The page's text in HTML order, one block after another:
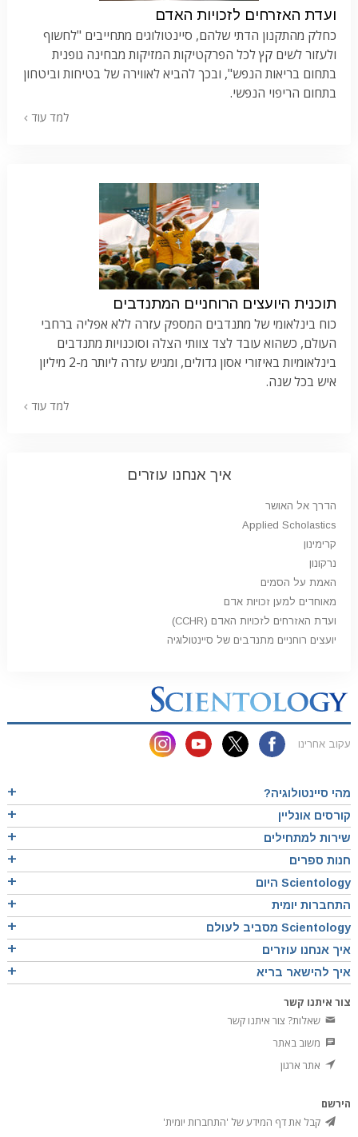
ועדת האזרחים לזכויות האדם
כחלק מהתקנון הדתי שלהם, סיינטולוגים מתחייבים "לחשוף
ולעזור לשים קץ לכל הפרקטיקות המזיקות מבחינה גופנית
בתחום בריאות הנפש", ובכך להביא לאווירה של בטיחות וביטחון
בתחום הריפוי הנפשי.
למד עוד
תוכנית היועצים הרוחניים המתנדבים
כוח בינלאומי של מתנדבים המספק עזרה ללא אפליה ברחבי
העולם, כשהוא עובד לצד צוותי הצלה וסוכנויות מתנדבים
בינלאומיות באיזורי אסון גדולים, ומגיש עזרה ליותר מ-2 מיליון
איש בכל שנה.
למד עוד
איך אנחנו עוזרים
הדרך אל האושר
Applied Scholastics
קרימינון
נרקונון
האמת על הסמים
מאוחדים למען זכויות אדם
ועדת האזרחים לזכויות האדם (CCHR)
יועצים רוחניים מתנדבים של סיינטולוגיה
עקוב אחרינו
מהי סיינטולוגיה?
קורסים אונליין
שירות למתחילים
חנות ספרים
Scientology היום
התחברות יומית
Scientology מסביב לעולם
איך אנחנו עוזרים
איך להישאר בריא
צור איתנו קשר
שאלות? צור איתנו קשר
משוב באתר
אתר ארגון
הירשם
קבל את דף המידע של 'התחברות יומית'